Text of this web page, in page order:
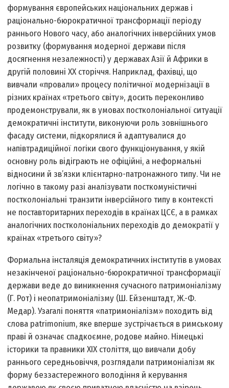
формування європейських національних держав і
раціонально-бюрократичної трансформації періоду
раннього Нового часу, або аналогічних інверсійних умов
розвитку (формування модерної держави після
досягнення незалежності) у державах Азії й Африки в
другій половині ХХ сторіччя. Наприклад, фахівці, що
вивчали «провали» процесу політичної модернізації в
різних країнах «третього світу», досить переконливо
продемонстрували, як в умовах постколоніальної ситуації
демократичні інститути, виконуючи роль зовнішнього
фасаду системи, підкорялися й адаптувалися до
напівтрадиційної логіки свого функціонування, у якій
основну роль відіграють не офіційні, а неформальні
відносини й зв’язки клієнтарно-патронажного типу. Чи не
логічно в такому разі аналізувати посткомуністичні
постколоніальні транзити інверсійного типу в контексті
не поставторитарних переходів в країнах ЦСЄ, а в рамках
аналогічних постколоніальних переходів до демократії у
країнах «третього світу»?
Формальна інсталяція демократичних інститутів в умовах
незакінченої раціонально-бюрократичної трансформації
держави веде до виникнення сучасного патримоніалізму
(Г. Рот) і неопатримоніалізму (Ш. Ейзенштадт, Ж.-Ф.
Медар). Узагалі поняття «патримоніалізм» походить від
слова patrimonium, яке вперше зустрічається в римському
праві й означає спадкоємне, родове майно. Німецькі
історики та правники XIX століття, що вивчали добу
раннього середньовіччя, розглядали патримоніалізм як
форму беззастережного володіння й керування